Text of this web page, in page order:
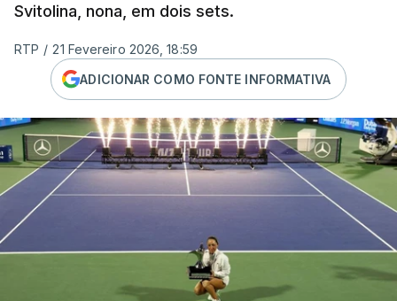
Svitolina, nona, em dois sets.
RTP / 21 Fevereiro 2026, 18:59
ADICIONAR COMO FONTE INFORMATIVA